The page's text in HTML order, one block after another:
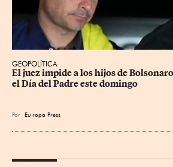
GEOPOLÍTICA
El juez impide a los hijos de
el Día del Padre este domingo
Por Eu ropa Press